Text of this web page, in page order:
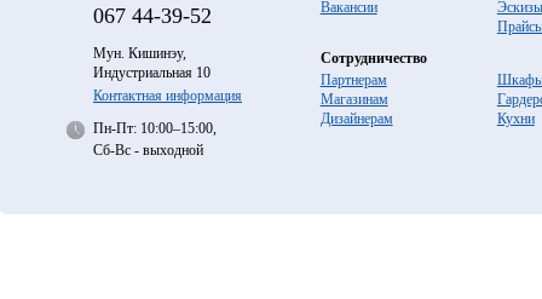
067 44-39-52
Мун. Кишинэу,
Индустриальная 10
Контактная информация
Пн-Пт: 10:00–15:00,
Сб-Вс - выходной
Вакансии
Эскизы
Сотрудничество
Партнерам
Магазинам
Дизайнерам
Кухни